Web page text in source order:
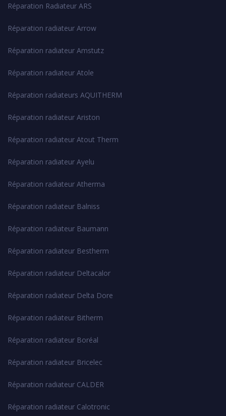
Réparation Radiateur ARS
Réparation radiateur Arrow
Réparation radiateur Amstutz
Réparation radiateur Atole
Réparation radiateurs AQUITHERM
Réparation radiateur Ariston
Réparation radiateur Atout Therm
Réparation radiateur Ayelu
Réparation radiateur Atherma
Réparation radiateur Balniss
Réparation radiateur Baumann
Réparation radiateur Bestherm
Réparation radiateur Deltacalor
Réparation radiateur Delta Dore
Réparation radiateur Bitherm
Réparation radiateur Boréal
Réparation radiateur Bricelec
Réparation radiateur CALDER
Réparation radiateur Calotronic